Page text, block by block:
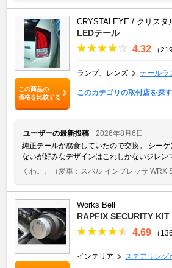
この商品の
価格を比較する
CRYSTALEYE / クリスタ
LEDテール
4.32 （
ランプ、レンズ テールラ
このカテゴリの取付店を探す
ユーザーの最新投稿
2026年8月6日
純正テールが腐食していたので交換。 シー
ないが好みなデザインはこれしかないジレン
くわ。。
（愛車：スバル インプレッサ WRX
Works Bell
RAPFIX SECURITY KIT
4.69 （
インテリア ステアリング